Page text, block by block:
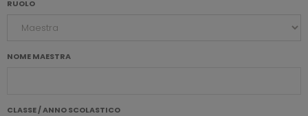
RUOLO
NOME MAESTRA
CLASSE / ANNO SCOLASTICO